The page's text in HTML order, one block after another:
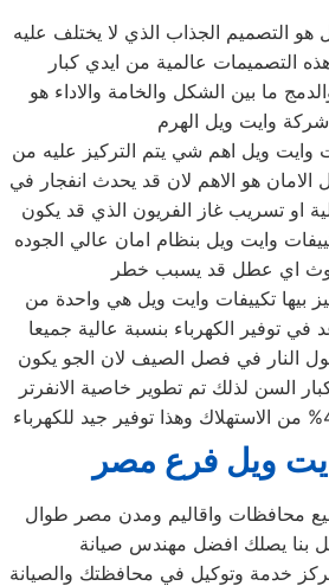
هو التصميم الجذاب الذي لا يختلف عليه
التصميمات عالمية من ايدي كبار
ما بين الشكل والخامة والاداء هو
وايت ويل الهرم
وايت ويل اهم شي يتم التركيز عليه من
هو الاهم لان قد يحدث انفجار في
او تسريب غاز الفريون الذي قد يكون
وايت ويل بنظام امان عالي الجوده
اي عطل قد يسبب خطر
بيها تكييفات وايت ويل هي واحدة من
توفير الكهرباء بنسبة عالية جميعا
النار في فصل الصيف لان الجو يكون
السن لذلك تم تطوير خاصية الانفرتر
ويل فرع مصر
محافظات واقاليم ومدن مصر طوال
بنا يصلك افضل مهندس صيانة
خدمة وتوكيل في محافظتك والصيانة